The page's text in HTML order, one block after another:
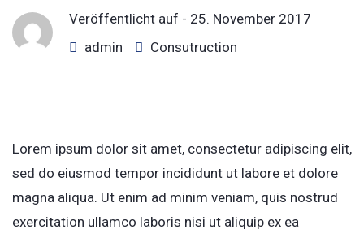
Veröffentlicht auf - 25. November 2017
admin
Consutruction
Lorem ipsum dolor sit amet, consectetur adipiscing elit,
sed do eiusmod tempor incididunt ut labore et dolore
magna aliqua. Ut enim ad minim veniam, quis nostrud
exercitation ullamco laboris nisi ut aliquip ex ea